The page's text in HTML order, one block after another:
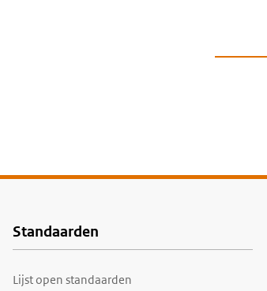
Voet
Standaarden
Lijst open standaarden